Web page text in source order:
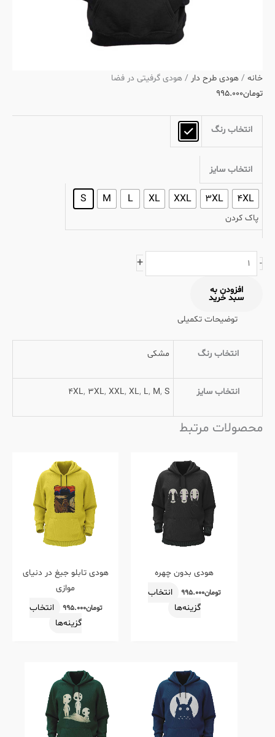
خانه / هودی طرح دار / هودی گرفیتی در فضا
تومان۹۹۵.۰۰۰
انتخاب رنگ
انتخاب سایز
4XL
3XL
XXL
XL
L
M
S
پاک کردن
-
+
افزودن به
سبد خرید
توضیحات تکمیلی
انتخاب رنگ مشکی
انتخاب سایز 4XL, 3XL,XXL,XL, L, M,S
محصولات مرتبط
هودی بدون چهره
تومان۹۹۵.۰۰۰
انتخاب
گزینه‌ها
محصول
دارای
انواع
مختلفی
می
ها
ممکن
شوند
هودی تابلو جیغ در دنیای
موازی
تومان۹۹۵.۰۰۰
انتخاب
گزینه‌ها
محصول
دارای
انواع
مختلفی
می
است
شوند
محصول
دارای
انواع
مختلفی
محصول
دارای
انواع
مختلفی